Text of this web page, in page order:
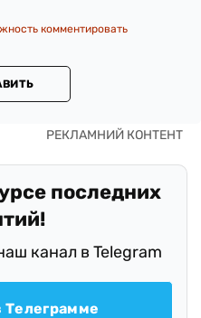
комментировать
последних
канал в Telegram
Телеграмме